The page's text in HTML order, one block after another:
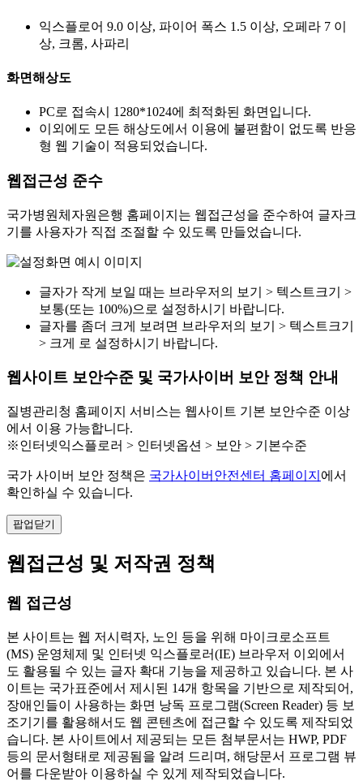
익스플로어 9.0 이상, 파이어 폭스 1.5 이상, 오페라 7 이
상, 크롬, 사파리
화면해상도
PC로 접속시 1280*1024에 최적화된 화면입니다.
이외에도 모든 해상도에서 이용에 불편함이 없도록 반응
형 웹 기술이 적용되었습니다.
웹접근성 준수
국가병원체자원은행 홈페이지는 웹접근성을 준수하여 글자크
기를 사용자가 직접 조절할 수 있도록 만들었습니다.
글자가 작게 보일 때는 브라우저의 보기 > 텍스트크기 >
보통(또는 100%)으로 설정하시기 바랍니다.
글자를 좀더 크게 보려면 브라우저의 보기 > 텍스트크기
> 크게 로 설정하시기 바랍니다.
웹사이트 보안수준 및 국가사이버 보안 정책 안내
질병관리청 홈페이지 서비스는 웹사이트 기본 보안수준 이상
에서 이용 가능합니다.
※인터넷익스플로러 > 인터넷옵션 > 보안 > 기본수준
국가 사이버 보안 정책은 국가사이버안전센터 홈페이지 에서
확인하실 수 있습니다.
팝업닫기
웹접근성 및 저작권 정책
웹 접근성
본 사이트는 웹 저시력자, 노인 등을 위해 마이크로소프트
(MS) 운영체제 및 인터넷 익스플로러(IE) 브라우저 이외에서
도 활용될 수 있는 글자 확대 기능을 제공하고 있습니다. 본 사
이트는 국가표준에서 제시된 14개 항목을 기반으로 제작되어,
장애인들이 사용하는 화면 낭독 프로그램(Screen Reader) 등 보
조기기를 활용해서도 웹 콘텐츠에 접근할 수 있도록 제작되었
습니다. 본 사이트에서 제공되는 모든 첨부문서는 HWP, PDF
등의 문서형태로 제공됨을 알려 드리며, 해당문서 프로그램 뷰
어를 다운받아 이용하실 수 있게 제작되었습니다.